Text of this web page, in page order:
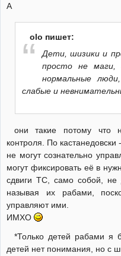
А
olo пишет:
Дети, шизики и
просто не маги,
нормальные
слабые и
они такие потому что
контроля. По
не могут сознательно
могут фиксировать её в
сдвиги ТС, само собой,
называя их рабами,
управляют ими.
ИМХО
*Только детей рабами я
детей нет понимания, но с